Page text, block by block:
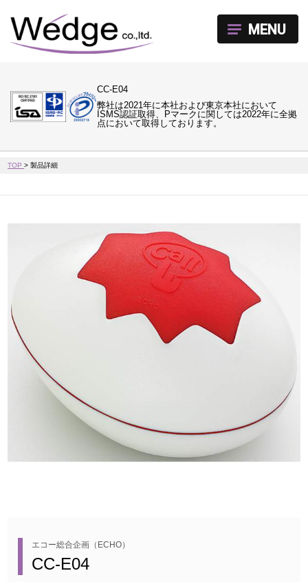
CC-E04
弊社は2021年に本社および東京本社において
ISMS認証取得、Pマークに関しては2022年に全拠
点において取得しております。
MENU
TOP>製品詳細
エコー総合企画（ECHO）
CC-E04